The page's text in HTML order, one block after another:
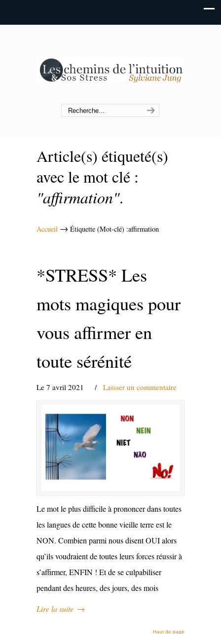
Article(s) étiqueté(s)
avec le mot clé :
"affirmation".
Accueil → Étiquette (Mot-clé) :affirmation
*STRESS* Les
mots magiques pour
vous affirmer en
toute sérénité
Le 7 avril 2021 / Laisser un commentaire
Le mot le plus difficile à prononcer dans toutes
les langues de cette bonne vieille terre est le
NON. Combien parmi nous disent OUI alors
qu’ils voudraient de toutes leurs forces réussir à
s’affirmer, ENFIN ! Et de se culpabiliser
pendant des heures, des jours, des mois
Lire la suite →
Haut de page